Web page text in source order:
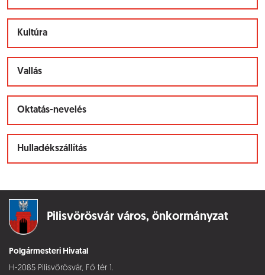
Kultúra
Vallás
Oktatás-nevelés
Hulladékszállítás
Pilisvörösvár város, önkormányzat
Polgármesteri Hivatal
H-2085 Pilisvörösvár, Fő tér 1.